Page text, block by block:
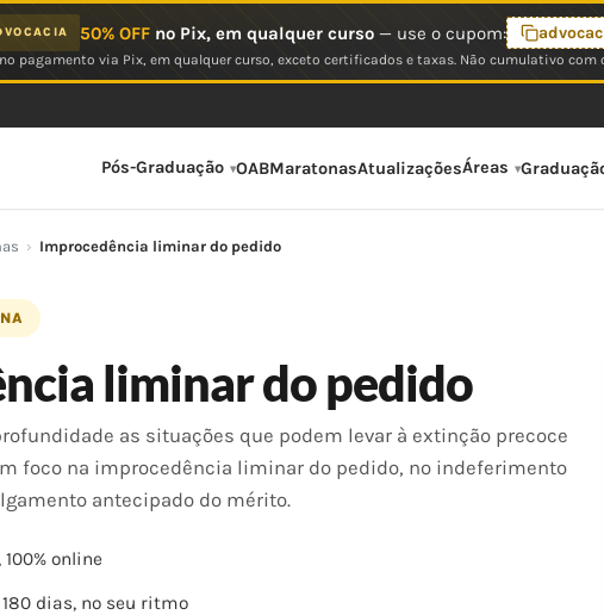
50% OFFno Pix, em qualquer curso— use o cupom:
pagamento via Pix, em qualquer curso, exceto certificados e taxas. Não cumulativo
Pós-Graduação OABMaratonasAtualizaçõesÁreas
› Improcedência liminar do pedido
liminar do pedido
as situações que podem levar à extinção precoce
foco na improcedência liminar do pedido, no indeferimento
antecipado do mérito.
online
dias, no seu ritmo